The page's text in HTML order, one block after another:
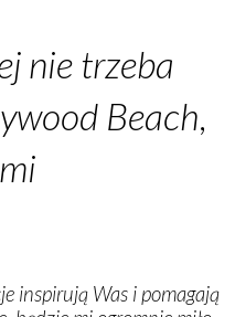
nie trzeba
Beach,
inspirują Was i pomagają